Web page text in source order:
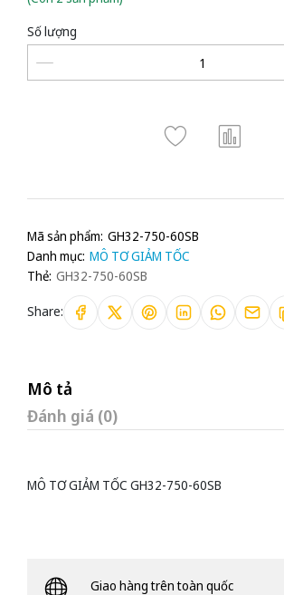
Số lượng
Mã sản phẩm: GH32-750-60SB
Danh mục: MÔ TƠ GIẢM TỐC
Thẻ: GH32-750-60SB
Share:
Mô tả
Đánh giá (0)
MÔ TƠ GIẢM TỐC GH32-750-60SB
Giao hàng trên toàn quốc